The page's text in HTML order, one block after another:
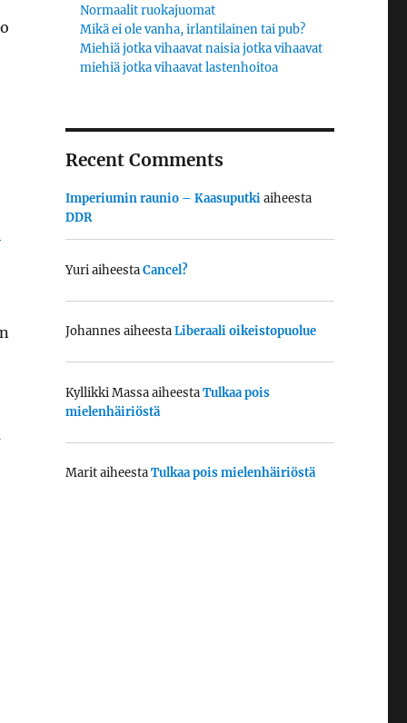
Normaalit ruokajuomat
Mikä ei ole vanha, irlantilainen tai pub?
Miehiä jotka vihaavat naisia jotka vihaavat
miehiä jotka vihaavat lastenhoitoa
Recent Comments
Imperiumin raunio – Kaasuputkiaiheesta
DDR
YuriaiheestaCancel?
Johannes aiheestaLiberaali oikeistopuolue
Kyllikki MassaaiheestaTulkaa pois
mielenhäiriöstä
MaritaiheestaTulkaa pois mielenhäiriöstä